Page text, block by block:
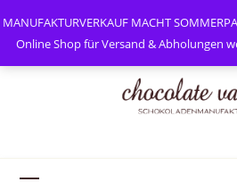
MANUFAKTURVERKAUF MACHT
Online Shop für Versand & Abholungen